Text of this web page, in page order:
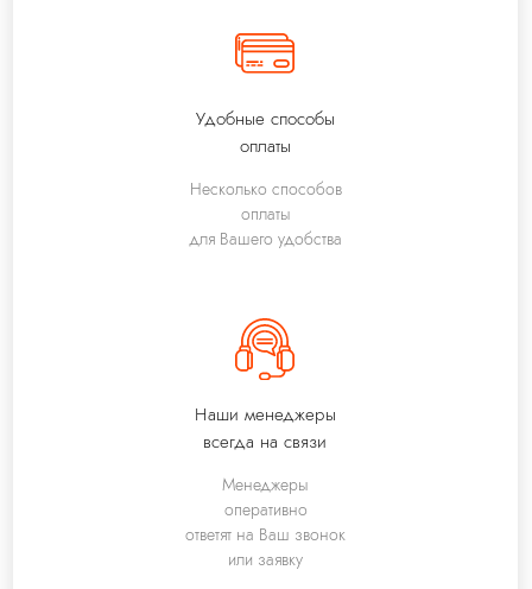
Удобные способы
оплаты
Наши менеджеры
всегда на связи
Несколько способов
оплаты
для Вашего удобства
Менеджеры
оперативно
ответят на Ваш звонок
или заявку